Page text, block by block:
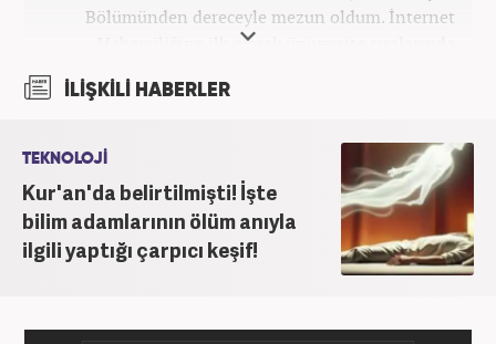
Bölümünden dereceyle mezun oldum. İnternet
Haberciliğine ilk olarak üniversite sıralarında
Kurduğum sitede 1 yıl kadar sağlık, spor ve kültür
yazıları yazdım. 2022 yılından bu yana Haber7
bünyesinde başlıca gündem, siyaset, dünya,
ekonomi kategorileri olmak üzere çok sayıda haber,
grafik ve video hazırladım. Kariyerime Haber7'de
gündem editörü olarak devam etmekteyim.
İLİŞKİLİ HABERLER
TEKNOLOJİ
Kur'an'da belirtilmişti! İşte
bilim adamlarının ölüm anıyla
ilgili yaptığı çarpıcı keşif!